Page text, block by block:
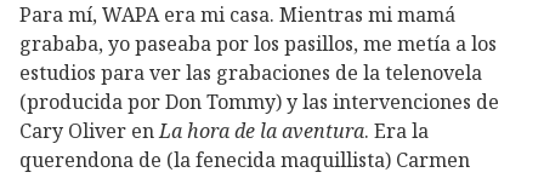
Para mí, WAPA era mi casa. Mientras mi mamá
grababa, yo paseaba por los pasillos, me metía a los
estudios para ver las grabaciones de la telenovela
(producida por Don Tommy) y las intervenciones de
Cary Oliver enLa hora de la aventura. Era la
querendona de (la fenecida maquillista) Carmen